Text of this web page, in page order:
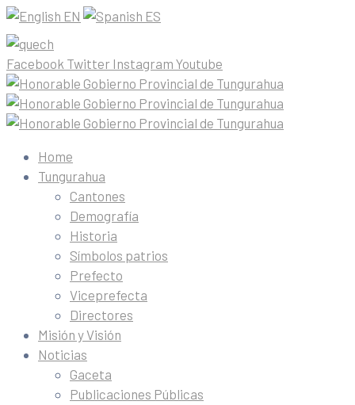
EN ES
Facebook Twitter Instagram Youtube
Home
Tungurahua
Cantones
Demografía
Historia
Símbolos patrios
Prefecto
Viceprefecta
Directores
Misión y Visión
Noticias
Gaceta
Publicaciones Públicas